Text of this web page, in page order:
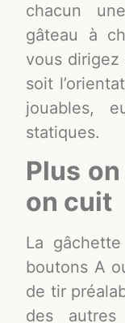
chacun
gâteau à
vous
soit
jouables,
statiques.
Plus
on cuit
La
boutons A
de tir
des autres